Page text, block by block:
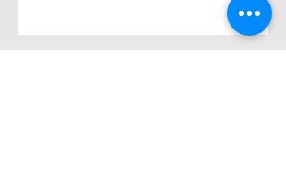
ici:https://www.couleursral.fr/